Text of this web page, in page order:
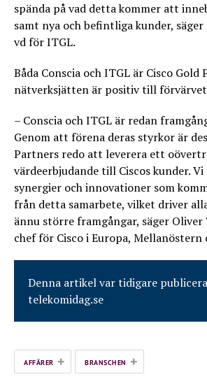
spända på vad detta kommer att
samt nya och befintliga kunder,
vd för ITGL.
Båda Conscia och ITGL är Cisco Gold
nätverksjätten är positiv till
– Conscia och ITGL är redan
Genom att förena deras styrkor är
Partners redo att leverera ett
värdeerbjudande till Ciscos kunder.
synergier och innovationer som
från detta samarbete, vilket driver
ännu större framgångar, säger Oliver
chef för Cisco i Europa, Mellanöstern
Denna artikel var tidigare
telekomidag.se
AFFÄRER + BRANSCHEN +